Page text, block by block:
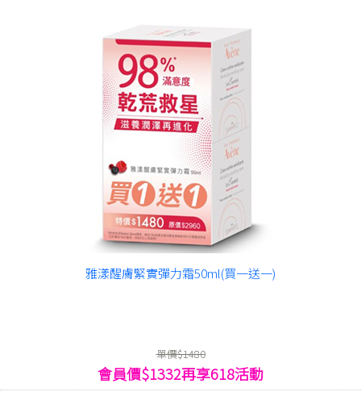
雅漾醒膚緊實彈力霜50ml(買一送一)
單價$1480
會員價$1332再享618活動